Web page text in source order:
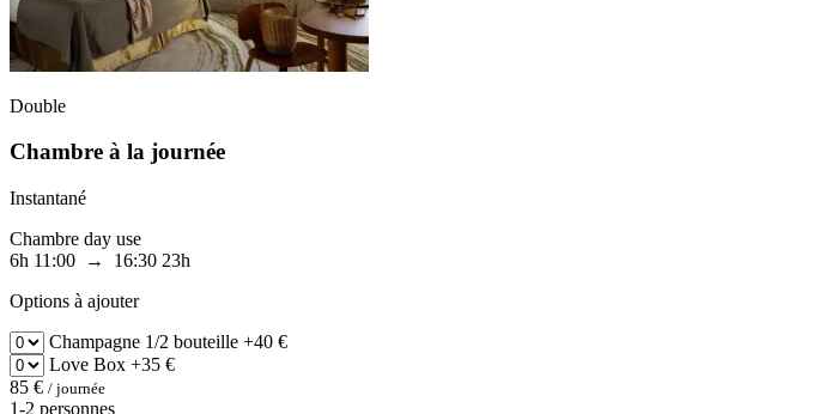
Double
Chambre à la journée
Instantané
Chambre day use
6h 11:00 → 16:30 23h
Options à ajouter
Champagne 1/2 bouteille +40 €
Love Box +35 €
85 € / journée
1-2 personnes